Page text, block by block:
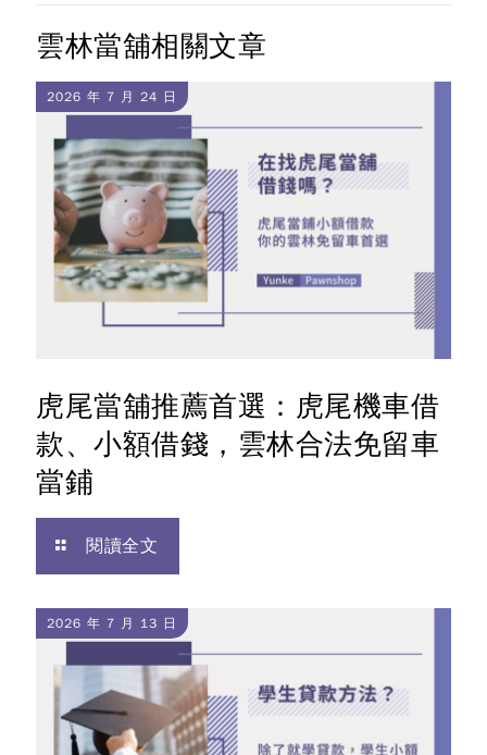
雲林當舖相關文章
2026 年 7 月 24 日
虎尾當舖推薦首選：虎尾機車借
款、小額借錢，雲林合法免留車
當鋪
閱讀全文
2026 年 7 月 13 日